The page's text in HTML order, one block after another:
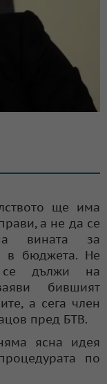
ще има
а не да се
вината за
в бюджета. Не
се дължи на
бившият
a сега член
пред БТВ.
ясна идея
по